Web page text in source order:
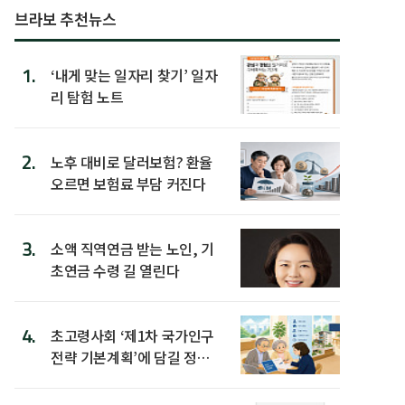
브라보 추천뉴스
1.
‘내게 맞는 일자리 찾기’ 일자
리 탐험 노트
2.
노후 대비로 달러보험? 환율
오르면 보험료 부담 커진다
3.
소액 직역연금 받는 노인, 기
초연금 수령 길 열린다
4.
초고령사회 ‘제1차 국가인구
전략 기본계획’에 담길 정책